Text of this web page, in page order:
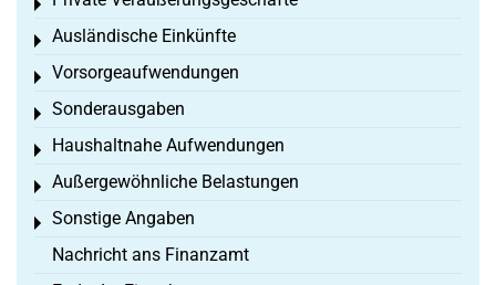
Toggle menu
Ausländische Einkünfte
Toggle menu
Vorsorgeaufwendungen
Toggle menu
Sonderausgaben
Toggle menu
Haushaltnahe Aufwendungen
Toggle menu
Außergewöhnliche Belastungen
Toggle menu
Sonstige Angaben
Toggle menu
Nachricht ans Finanzamt